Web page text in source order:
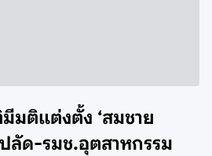
มติแต่งตั้ง ‘สมชาย
ด-รมช.อุตสาหกรรม